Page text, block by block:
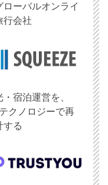
ローバルオンライ
行会社
・宿泊運営を、
クノロジーで再
する